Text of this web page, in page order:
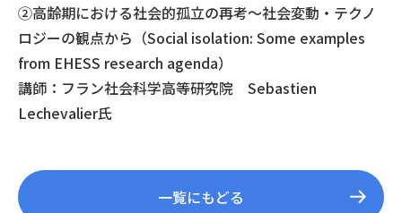
②高齢期における社会的孤立の再考～社会変動・テクノ
ロジーの観点から（Social isolation: Some examples
from EHESS research agenda）
講師：フラン社会科学高等研究院 Sebastien
Lechevalier氏
一覧にもどる